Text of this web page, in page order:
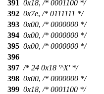
391 0x18, /* 0001100 */
392 0x7e, /* 0111111 */
393 0x00, /* 0000000 */
394 0x00, /* 0000000 */
395 0x00, /* 0000000 */
396
397 /* 24 0x18 '^X' */
398 0x00, /* 0000000 */
399 0x18, /* 0001100 */